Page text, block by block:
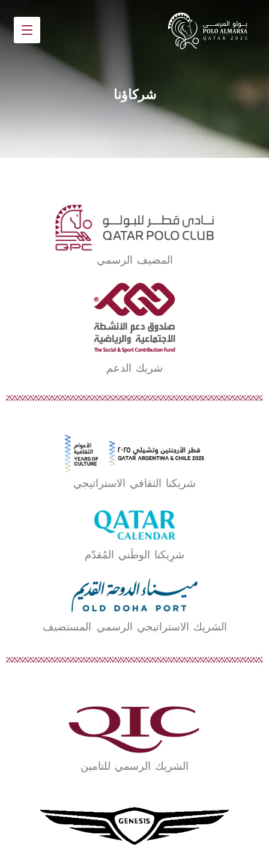
شركاؤنا
المضيف الرسمي
شريك الدعم
شريكنا الثقافي الاستراتيجي
شرِيكنا الوطَني المُقدّم
الشريك الاستراتيجي الرسمي المستضيف
الشريك الرسمي للتامين